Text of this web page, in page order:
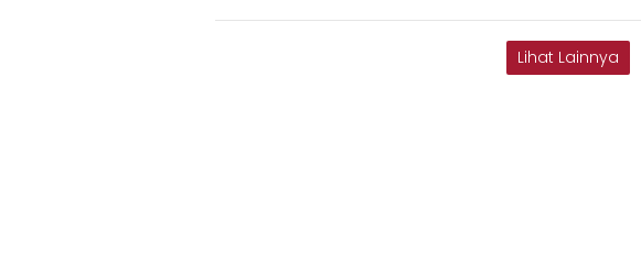
Lihat Lainnya